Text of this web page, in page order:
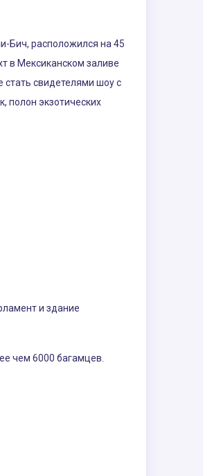
Бич, расположился на 45
в Мексиканском заливе
свидетелями шоу с
полон экзотических
и здание
чем 6000 багамцев.